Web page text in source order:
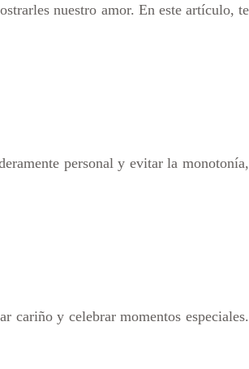
nuestro amor. En este artículo, te
personal y evitar la monotonía,
cariño y celebrar momentos especiales.